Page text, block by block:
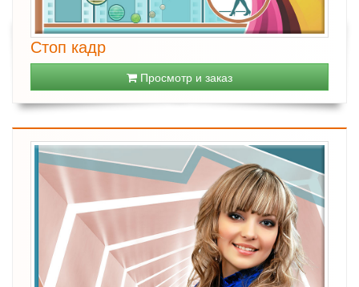
Стоп кадр
Просмотр и заказ